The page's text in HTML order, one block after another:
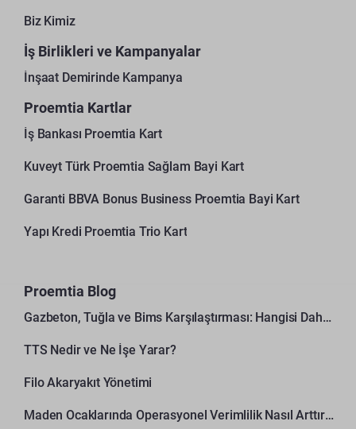
Biz Kimiz
İş Birlikleri ve Kampanyalar
İnşaat Demirinde Kampanya
Proemtia Kartlar
İş Bankası Proemtia Kart
Kuveyt Türk Proemtia Sağlam Bayi Kart
Garanti BBVA Bonus Business Proemtia Bayi Kart
Yapı Kredi Proemtia Trio Kart
Proemtia Blog
Gazbeton, Tuğla ve Bims Karşılaştırması: Hangisi Daha Avantajlı?
TTS Nedir ve Ne İşe Yarar?
Filo Akaryakıt Yönetimi
Maden Ocaklarında Operasyonel Verimlilik Nasıl Arttırılır?